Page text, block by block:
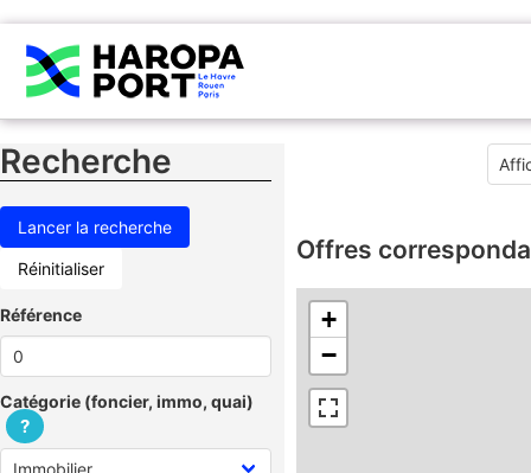
Recherche
Réinitialiser
Référence
Catégorie (foncier, immo, quai)
?
Offres
+
−